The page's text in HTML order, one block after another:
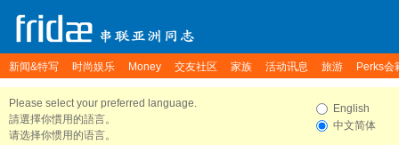
新闻&特写 时尚娱乐 Money 交友社区 家族 活动讯息 旅游 Perks会
Please select your preferred language.
請選擇你慣用的語言。
请选择你惯用的语言。
English
中文简体